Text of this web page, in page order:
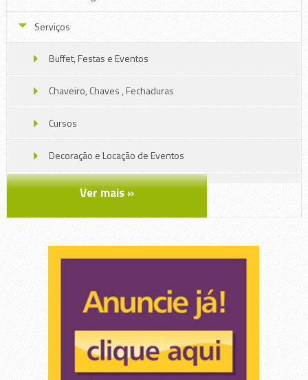
Serviços
Buffet, Festas e Eventos
Chaveiro, Chaves , Fechaduras
Cursos
Decoração e Locação de Eventos
Educação
Embalagens, Brindes , Gráfica
Lazer e Entretenimento
Padaria, confeitaria e rotisserie
Ver mais »